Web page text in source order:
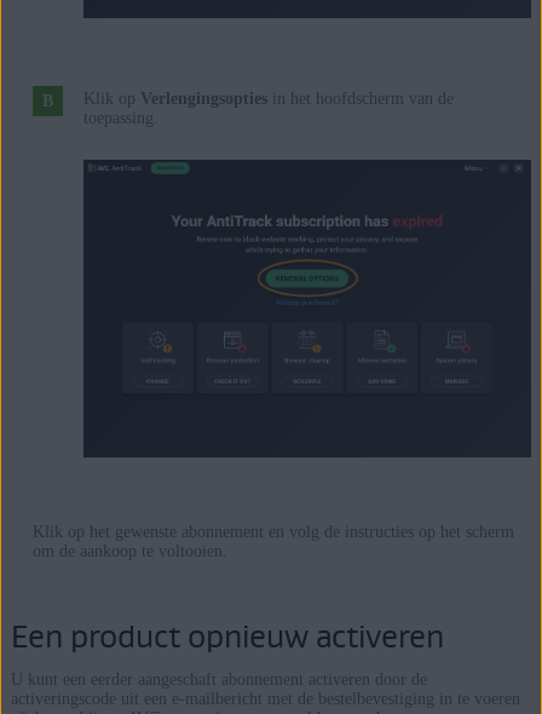
Klik op Verlengingsoptiesin het hoofdscherm van de
toepassing.
Klik op het gewenste abonnement en volg de instructies op het scherm
om de aankoop te voltooien.
Een product opnieuw activeren
U kunt een eerder aangeschaft abonnement activeren door de
activeringscode uit een e-mailbericht met de bestelbevestiging in te voeren